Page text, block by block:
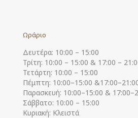
Ωράριο
Δευτέρα: 10:00 – 15:00
Τρίτη: 10:00 – 15:00 & 17:00 –
Τετάρτη: 10:00 – 15:00
Πέμπτη: 10:00–15:00
Παρασκευή: 10:00–15:00 &
Σάββατο: 10:00 – 15:00
Κυριακή: Κλειστά